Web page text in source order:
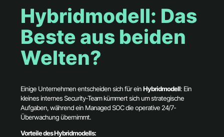
Hybridmodell: Das
Beste aus beiden
Welten?
Einige Unternehmen entscheiden sich für einHybridmodell: Ein
kleines internes Security-Team kümmert sich um strategische
Aufgaben, während ein Managed SOC die operative 24/7-
Überwachung übernimmt.
Vorteile des Hybridmodells: